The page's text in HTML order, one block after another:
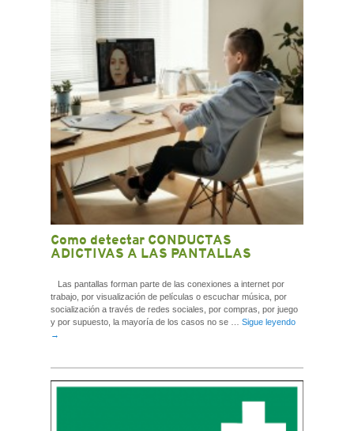
Como detectar CONDUCTAS
ADICTIVAS A LAS PANTALLAS
Las pantallas forman parte de las conexiones a internet por
trabajo, por visualización de películas o escuchar música, por
socialización a través de redes sociales, por compras, por juego
y por supuesto, la mayoría de los casos no se … Sigue leyendo
→